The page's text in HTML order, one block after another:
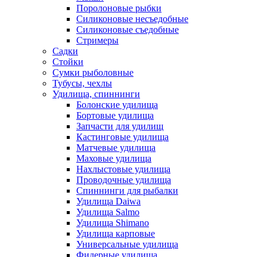
Поролоновые рыбки
Силиконовые несъедобные
Силиконовые съедобные
Стримеры
Садки
Стойки
Сумки рыболовные
Тубусы, чехлы
Удилища, спиннинги
Болонские удилища
Бортовые удилища
Запчасти для удилищ
Кастинговые удилища
Матчевые удилища
Маховые удилища
Нахлыстовые удилища
Проводочные удилища
Спиннинги для рыбалки
Удилища Daiwa
Удилища Salmo
Удилища Shimano
Удилища карповые
Универсальные удилища
Фидерные удилища